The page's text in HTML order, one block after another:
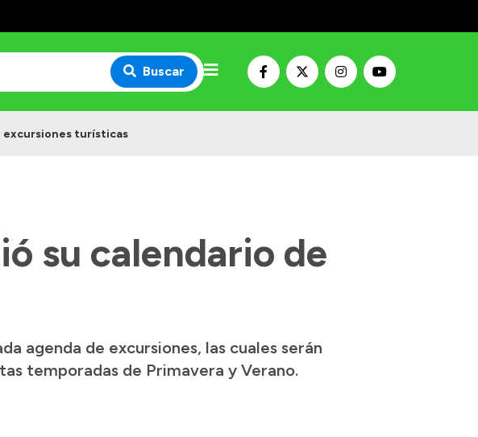
Buscar
excursiones turísticas
su calendario de
agenda de excursiones, las cuales serán
temporadas de Primavera y Verano.